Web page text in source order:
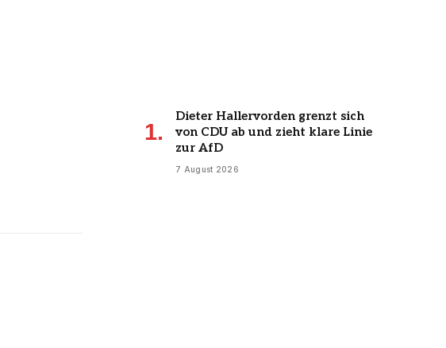
Dieter Hallervorden grenzt sich
von CDU ab und zieht klare Linie
zur AfD
7 August 2026